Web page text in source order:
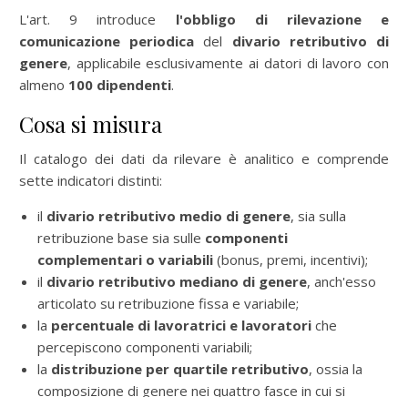
L'art. 9 introduce l'obbligo di rilevazione e
comunicazione periodica del divario retributivo di
genere, applicabile esclusivamente ai datori di lavoro con
almeno 100 dipendenti.
Cosa si misura
Il catalogo dei dati da rilevare è analitico e comprende
sette indicatori distinti:
il divario retributivo medio di genere, sia sulla
retribuzione base sia sulle componenti
complementari o variabili (bonus, premi, incentivi);
il divario retributivo mediano di genere, anch'esso
articolato su retribuzione fissa e variabile;
la percentuale di lavoratrici e lavoratori che
percepiscono componenti variabili;
la distribuzione per quartile retributivo, ossia la
composizione di genere nei quattro fasce in cui si